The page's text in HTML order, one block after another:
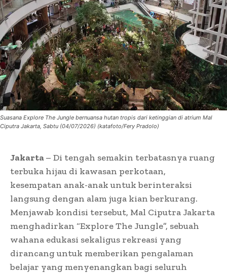
Suasana Explore The Jungle bernuansa hutan tropis dari ketinggian di atrium Mal
Ciputra Jakarta, Sabtu (04/07/2026) (katafoto/Fery Pradolo)
Jakarta– Di tengah semakin terbatasnya ruang
terbuka hijau di kawasan perkotaan,
kesempatan anak-anak untuk berinteraksi
langsung dengan alam juga kian berkurang.
Menjawab kondisi tersebut, Mal Ciputra Jakarta
menghadirkan “Explore The Jungle”, sebuah
wahana edukasi sekaligus rekreasi yang
dirancang untuk memberikan pengalaman
belajar yang menyenangkan bagi seluruh